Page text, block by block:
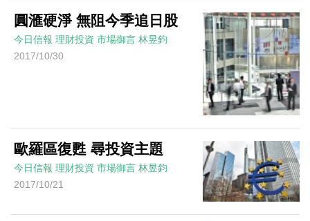
圓滙硬淨 無阻今季追日股
今日信報 理財投資 市場御言 林昱鈞
2017/10/30
歐羅區復甦 尋投資主題
今日信報 理財投資 市場御言 林昱鈞
2017/10/21